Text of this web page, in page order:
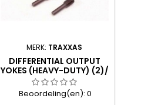
MERK: TRAXXAS
DIFFERENTIAL OUTPUT
YOKES (HEAVY-DUTY) (2)/
SET SCREW YOKE P
Beoordeling(en): 0